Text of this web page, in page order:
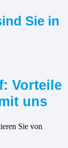
Sie in
Vorteile
uns
Sie von